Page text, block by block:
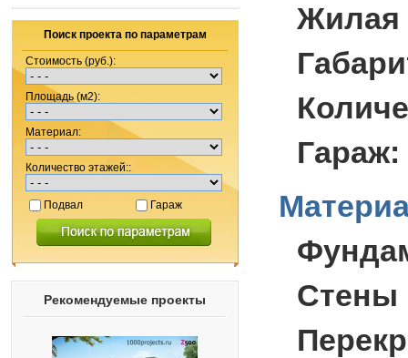
Поиск проекта по параметрам
Стоимость (руб.):
Площадь (м2):
Материал:
Количество этажей::
Подвал Гараж
Рекомендуемые проекты
Жилая
Гараж:
Стены